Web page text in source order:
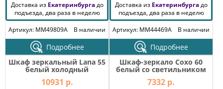
Доставка из Екатеринбургадо
подъезда, два раза в неделю
Артикул: MM49809A
В наличии
Подробнее
Доставка из Екатеринбургадо
подъезда, два раза в неделю
Артикул: MM44469A
В наличии
Подробнее
Шкаф зеркальный Lana 55
белый холодный
10931 р.
Шкаф-зеркало Сохо 60
белый со светильником
правый
7332 р.